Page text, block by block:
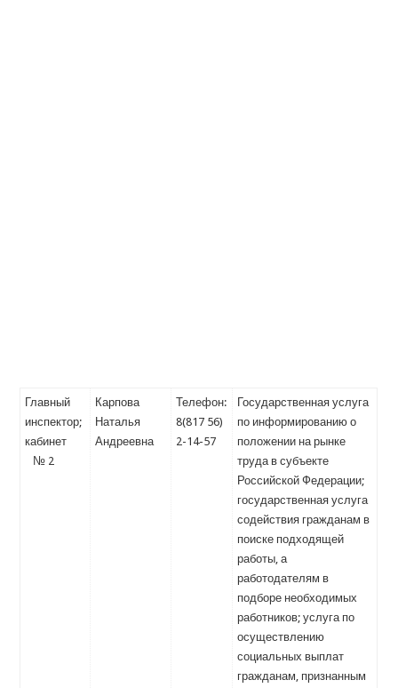
Главный
инспектор;
кабинет
№ 2
Карпова
Наталья
Андреевна
Телефон:
8(817 56)
2-14-57
Государственная услуга
по информированию о
положении на рынке
труда в субъекте
Российской Федерации;
государственная услуга
содействия гражданам в
поиске подходящей
работы, а
работодателям в
подборе необходимых
работников; услуга по
осуществлению
социальных выплат
гражданам, признанным